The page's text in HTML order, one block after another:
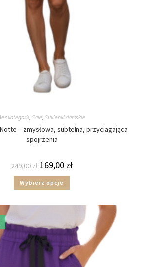
kategorii Sale Sukienki damskie
– zmysłowa, subtelna, przyciągająca
spojrzenia
249,00zł 169,00 zł
Wybierz opcje